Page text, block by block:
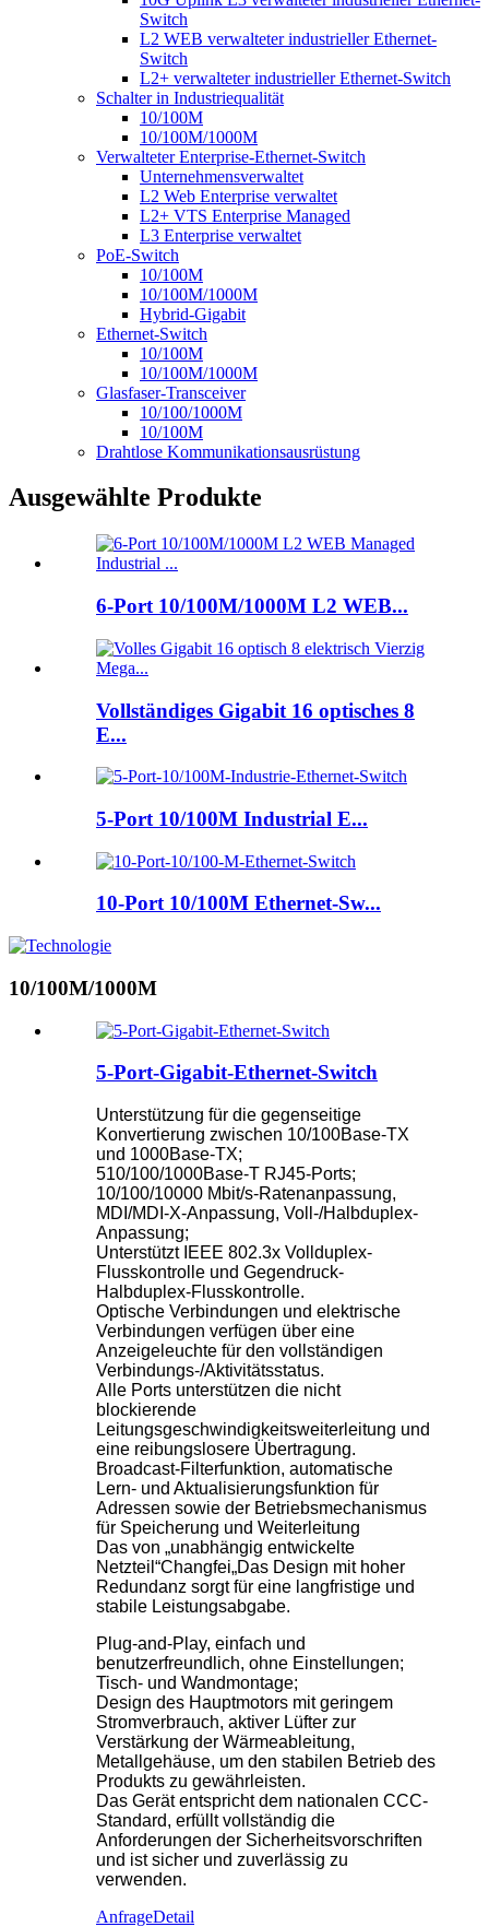
Switch
L2 WEB verwalteter industrieller Ethernet-
Switch
L2+ verwalteter industrieller Ethernet-Switch
Schalter in Industriequalität
10/100M
10/100M/1000M
Verwalteter Enterprise-Ethernet-Switch
Unternehmensverwaltet
L2 Web Enterprise verwaltet
L2+ VTS Enterprise Managed
L3 Enterprise verwaltet
PoE-Switch
10/100M
10/100M/1000M
Hybrid-Gigabit
Ethernet-Switch
10/100M
10/100M/1000M
Glasfaser-Transceiver
10/100/1000M
10/100M
Drahtlose Kommunikationsausrüstung
Ausgewählte Produkte
6-Port 10/100M/1000M L2 WEB...
Vollständiges Gigabit 16 optisches 8
E...
5-Port 10/100M Industrial E...
10-Port 10/100M Ethernet-Sw...
10/100M/1000M
5-Port-Gigabit-Ethernet-Switch
Unterstützung für die gegenseitige
Konvertierung zwischen 10/100Base-TX
und 1000Base-TX;
510/100/1000Base-T RJ45-Ports;
10/100/10000 Mbit/s-Ratenanpassung,
MDI/MDI-X-Anpassung, Voll-/Halbduplex-
Anpassung;
Unterstützt IEEE 802.3x Vollduplex-
Flusskontrolle und Gegendruck-
Halbduplex-Flusskontrolle.
Optische Verbindungen und elektrische
Verbindungen verfügen über eine
Anzeigeleuchte für den vollständigen
Verbindungs-/Aktivitätsstatus.
Alle Ports unterstützen die nicht
blockierende
Leitungsgeschwindigkeitsweiterleitung und
eine reibungslosere Übertragung.
Broadcast-Filterfunktion, automatische
Lern- und Aktualisierungsfunktion für
Adressen sowie der Betriebsmechanismus
für Speicherung und Weiterleitung
Das von „unabhängig entwickelte
Netzteil“Changfei„Das Design mit hoher
Redundanz sorgt für eine langfristige und
stabile Leistungsabgabe.
Plug-and-Play, einfach und
benutzerfreundlich, ohne Einstellungen;
Tisch- und Wandmontage;
Design des Hauptmotors mit geringem
Stromverbrauch, aktiver Lüfter zur
Verstärkung der Wärmeableitung,
Metallgehäuse, um den stabilen Betrieb des
Produkts zu gewährleisten.
Das Gerät entspricht dem nationalen CCC-
Standard, erfüllt vollständig die
Anforderungen der Sicherheitsvorschriften
und ist sicher und zuverlässig zu
verwenden.
AnfrageDetail